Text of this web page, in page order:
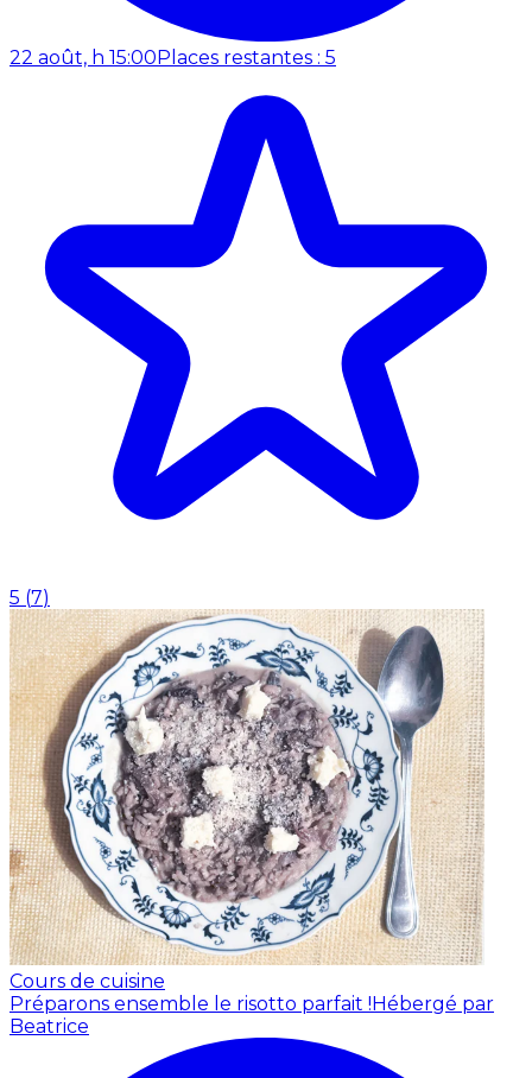
22 août, h 15:00Places restantes : 5
5 (7)
Cours de cuisine
Préparons ensemble le risotto parfait !Hébergé par
Beatrice